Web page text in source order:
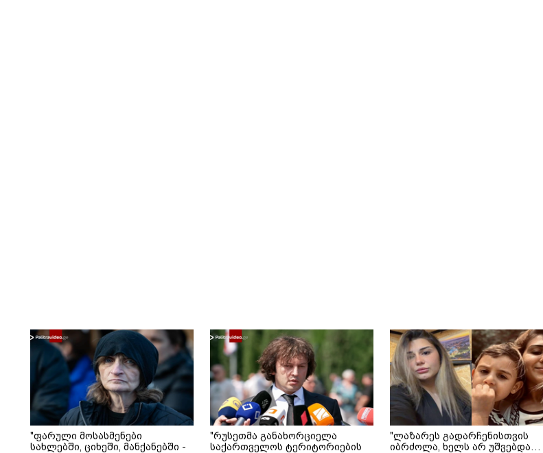
"ფარული მოსასმენები
სახლებში, ციხეში, მანქანებში -
"რუსეთმა განახორციელა
საქართველოს ტერიტორიების
"ლაზარეს გადარჩენისთვის
იბრძოლა, ხელს არ უშვებდა…